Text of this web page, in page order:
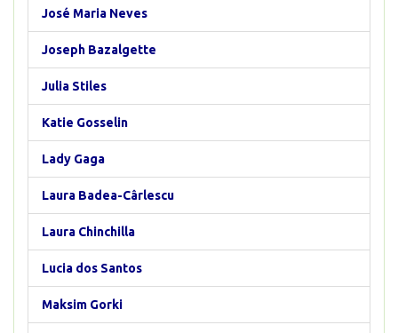
José Maria Neves
Joseph Bazalgette
Julia Stiles
Katie Gosselin
Lady Gaga
Laura Badea-Cârlescu
Laura Chinchilla
Lucia dos Santos
Maksim Gorki